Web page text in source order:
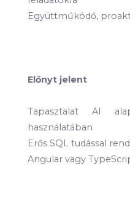
Együttműködő,
Előnyt jelent
Tapasztalat AI
használatában
Erős SQL tudással
Angular vagy